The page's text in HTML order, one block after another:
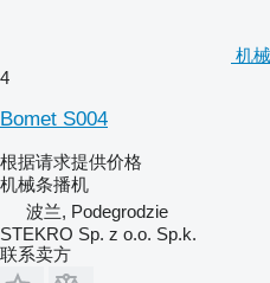
机
4
Bomet S004
根据请求提供价格
机械条播机
波兰, Podegrodzie
STEKRO Sp. z o.o. Sp.k.
联系卖方